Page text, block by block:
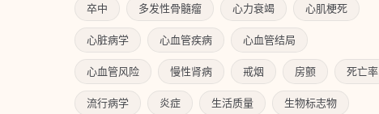
卒中 多发性骨髓瘤 心力衰竭 心肌梗死
心脏病学 心血管疾病 心血管结局
心血管风险 慢性肾病 戒烟 房颤 死亡率
流行病学 炎症 生活质量 生物标志物